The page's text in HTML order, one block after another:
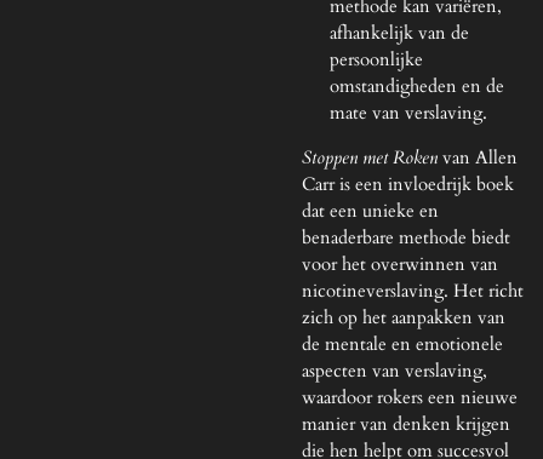
methode kan variëren,
afhankelijk van de
persoonlijke
omstandigheden en de
mate van verslaving.
Stoppen met Roken van Allen
Carr is een invloedrijk boek
dat een unieke en
benaderbare methode biedt
voor het overwinnen van
nicotineverslaving. Het richt
zich op het aanpakken van
de mentale en emotionele
aspecten van verslaving,
waardoor rokers een nieuwe
manier van denken krijgen
die hen helpt om succesvol